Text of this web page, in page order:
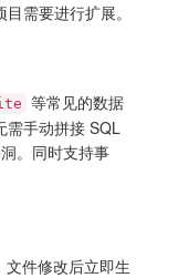
需要进行扩展。
等常见的数据
需手动拼接 SQL
。同时支持事
件修改后立即生